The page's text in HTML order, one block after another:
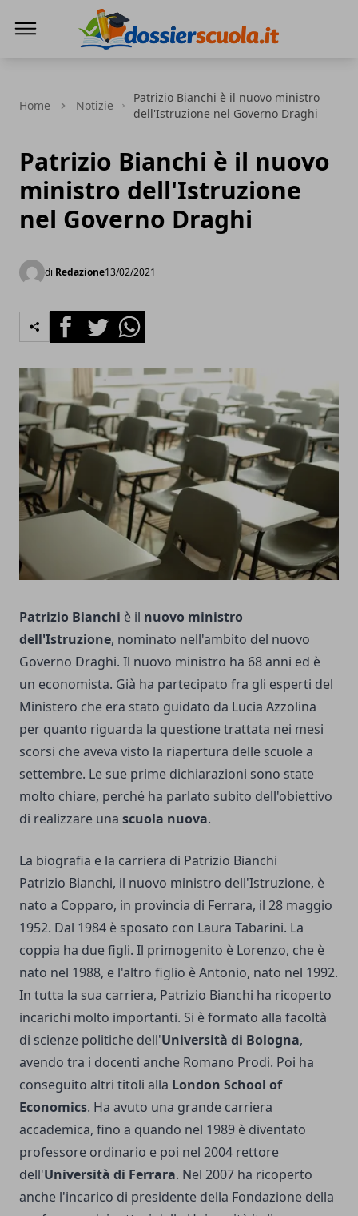
Home Notizie
Patrizio Bianchi è il nuovo ministro
dell'Istruzione nel Governo Draghi
Patrizio Bianchi è il nuovo
ministro dell'Istruzione
nel Governo Draghi
di Redazione13/02/2021
FacebookTwitterWhatsapp
Patrizio Bianchi è il nuovo ministro
dell'Istruzione, nominato nell'ambito del nuovo
Governo Draghi. Il nuovo ministro ha 68 anni ed è
un economista. Già ha partecipato fra gli esperti del
Ministero che era stato guidato da Lucia Azzolina
per quanto riguarda la questione trattata nei mesi
scorsi che aveva visto la riapertura delle scuole a
settembre. Le sue prime dichiarazioni sono state
molto chiare, perché ha parlato subito dell'obiettivo
di realizzare una scuola nuova.
La biografia e la carriera di Patrizio Bianchi
Patrizio Bianchi, il nuovo ministro dell'Istruzione, è
nato a Copparo, in provincia di Ferrara, il 28 maggio
1952. Dal 1984 è sposato con Laura Tabarini. La
coppia ha due figli. Il primogenito è Lorenzo, che è
nato nel 1988, e l'altro figlio è Antonio, nato nel 1992.
In tutta la sua carriera, Patrizio Bianchi ha ricoperto
incarichi molto importanti. Si è formato alla facoltà
di scienze politiche dell'Università di Bologna,
avendo tra i docenti anche Romano Prodi. Poi ha
conseguito altri titoli alla London School of
Economics. Ha avuto una grande carriera
accademica, fino a quando nel 1989 è diventato
professore ordinario e poi nel 2004 rettore
dell'Università di Ferrara. Nel 2007 ha ricoperto
anche l'incarico di presidente della Fondazione della